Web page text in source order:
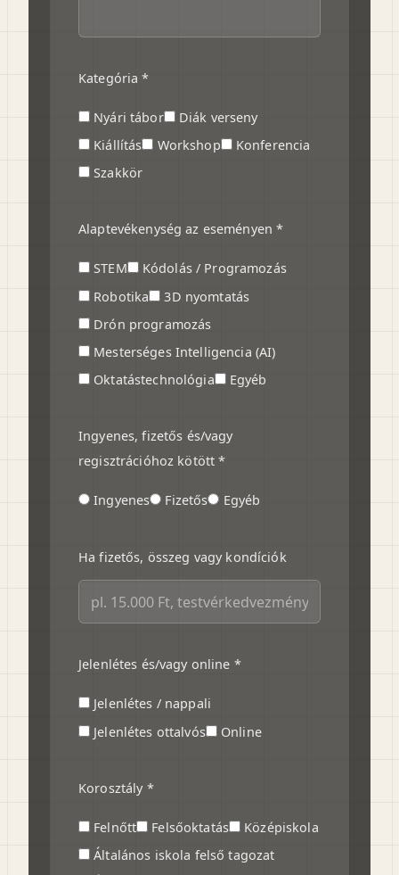
Kategória *
Nyári tábor
Diák verseny
Kiállítás
Workshop
Konferencia
Szakkör
Alaptevékenység az eseményen *
STEM
Kódolás / Programozás
Robotika
3D nyomtatás
Drón programozás
Mesterséges Intelligencia (AI)
Oktatástechnológia
Egyéb
Ingyenes, fizetős és/vagy
regisztrációhoz kötött *
Ingyenes Fizetős Egyéb
Ha fizetős, összeg vagy kondíciók
Jelenlétes és/vagy online *
Jelenlétes / nappali
Jelenlétes ottalvós
Online
Korosztály *
Felnőtt Felsőoktatás
Középiskola
Általános iskola felső tagozat